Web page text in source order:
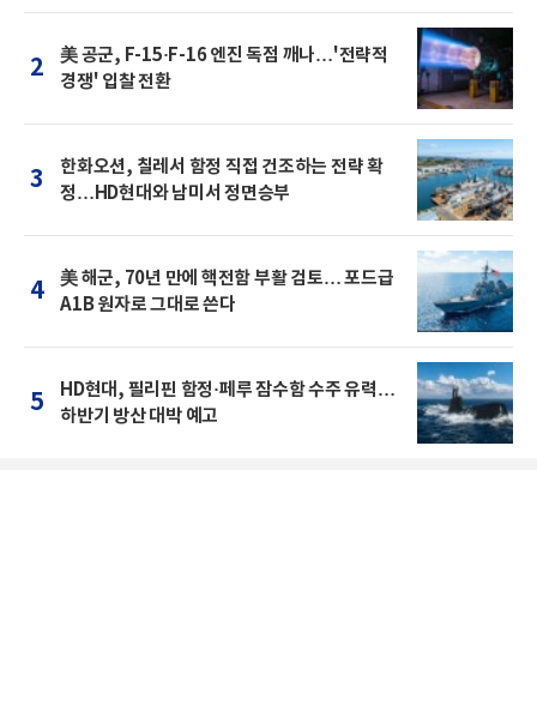
2
美 공군, F-15·F-16 엔진 독점 깨나…'전략적
경쟁' 입찰 전환
3
한화오션, 칠레서 함정 직접 건조하는 전략 확
정…HD현대와 남미서 정면승부
4
美 해군, 70년 만에 핵전함 부활 검토… 포드급
A1B 원자로 그대로 쓴다
5
HD현대, 필리핀 함정·페루 잠수함 수주 유력…
하반기 방산 대박 예고